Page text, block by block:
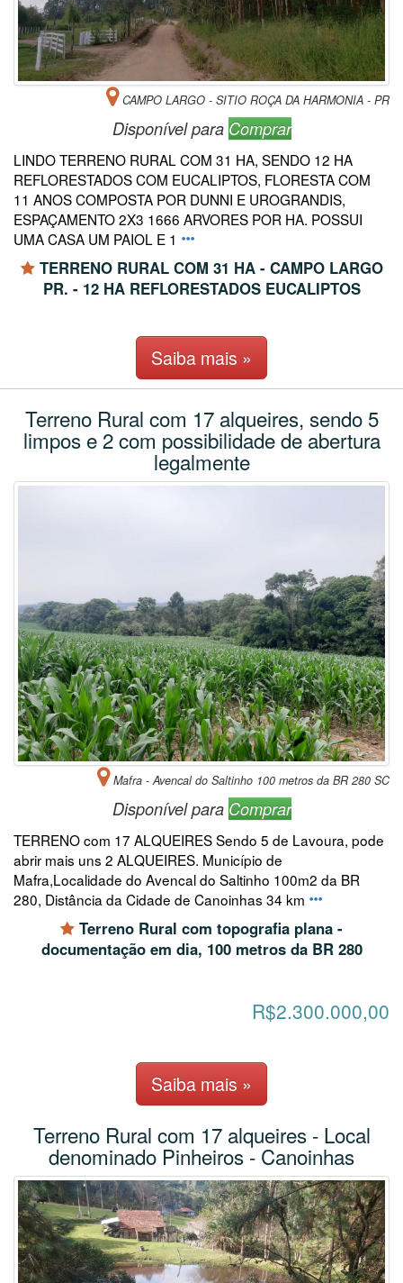
CAMPO LARGO - SITIO ROÇA DA HARMONIA - PR
Disponível para Comprar
LINDO TERRENO RURAL COM 31 HA, SENDO 12 HA
REFLORESTADOS COM EUCALIPTOS, FLORESTA COM
11 ANOS COMPOSTA POR DUNNI E UROGRANDIS,
ESPAÇAMENTO 2X3 1666 ARVORES POR HA. POSSUI
UMA CASA UM PAIOL E 1
TERRENO RURAL COM 31 HA - CAMPO LARGO
PR. - 12 HA REFLORESTADOS EUCALIPTOS
Saiba mais »
Terreno Rural com 17 alqueires, sendo 5
limpos e 2 com possibilidade de abertura
legalmente
Mafra - Avencal do Saltinho 100 metros da BR 280 SC
Disponível para Comprar
TERRENO com 17 ALQUEIRES Sendo 5 de Lavoura, pode
abrir mais uns 2 ALQUEIRES. Município de
Mafra,Localidade do Avencal do Saltinho 100m2 da BR
280, Distância da Cidade de Canoinhas 34 km
Terreno Rural com topografia plana -
documentação em dia, 100 metros da BR 280
R$2.300.000,00
Saiba mais »
Terreno Rural com 17 alqueires - Local
denominado Pinheiros - Canoinhas